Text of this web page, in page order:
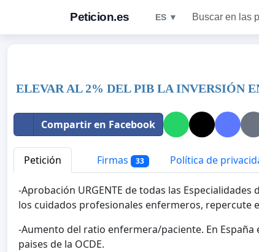
Peticion.es ES ▼ Buscar en las
ELEVAR AL 2% DEL PIB LA INVERSIÓN
Compartir en Facebook
Petición Firmas 33 Política de
-Aprobación URGENTE de todas las
los cuidados profesionales enfermeros, repercute
-Aumento del ratio enfermera/paciente. En
paises de la OCDE.